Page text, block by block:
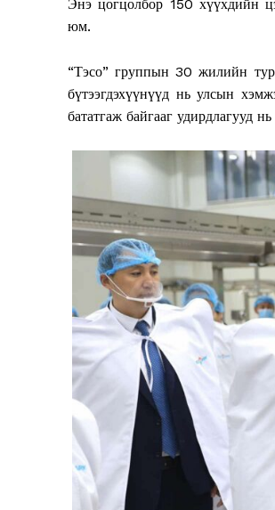
Энэ цогцолбор 150 хүүхдийн
юм.
“Тэсо” группын 30 жилийн
бүтээгдэхүүнүүд нь улсын
бататгаж байгааг удирдлагууд